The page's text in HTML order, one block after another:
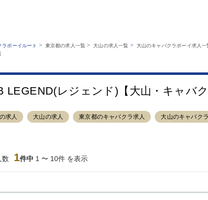
業種から探す
職種から探す
サイトマップ
ボーイルート > 東京都の求人一覧 >大山の求人一覧 >
大山のキャバクラボーイ求人一
LEGEND(レジェンド)【大山・キャバ
求人 大山の求人 東京都のキャバクラ求人 大山のキャバク
数 1件中 1 〜 10件 を表示
銀座 上野 六本木
池袋
横須賀中央
調布 蒲田 北千住
大山 赤坂 高円寺
赤羽
口）
成増駅徒歩3分
①JR埼京線
三軒茶屋（南
①歌舞伎